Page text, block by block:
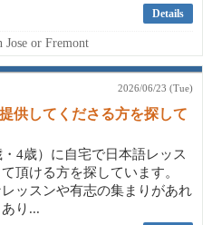
Details
Jose or Fremont
2026/06/23 (Tue)
供してくださる方を探して
4歳）に自宅で日本語レッス
頂ける方を探しています。
ッスンや有志の集まりがあれ
り...